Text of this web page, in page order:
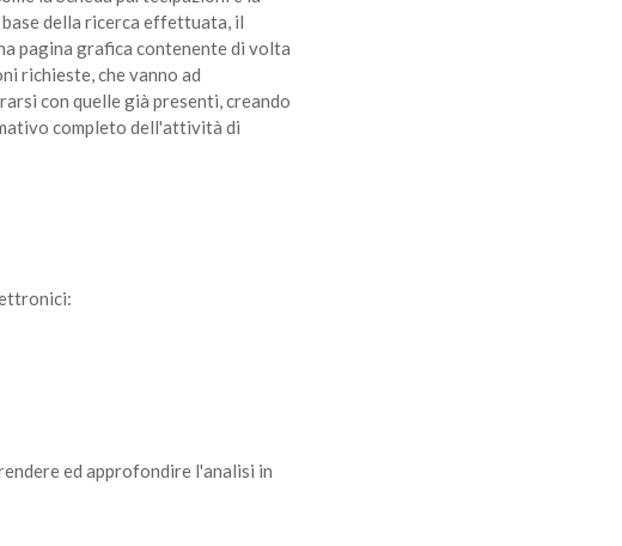
base della ricerca effettuata, il
pagina grafica contenente di volta
richieste, che vanno ad
con quelle già presenti, creando
completo dell'attività di
ed approfondire l'analisi in